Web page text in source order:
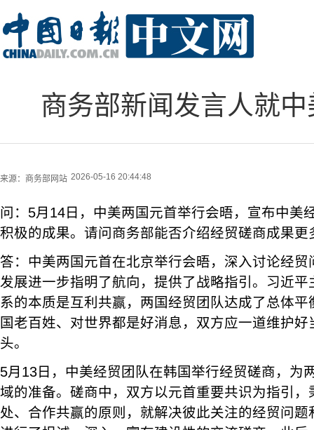
商务部新闻发言人就
来源： 商务部网站 2026-05-16 20:44:48
问：5月14日，中美两国元首举行会晤，宣布中美
积极的成果。请问商务部能否介绍经贸磋商成果更
答：中美两国元首在北京举行会晤，深入讨论经
发展进一步指明了航向，提供了战略指引。习近
系的本质是互利共赢，两国经贸团队达成了总体
国老百姓、对世界都是好消息，双方应一道维护
头。
5月13日，中美经贸团队在韩国举行经贸磋商，为
域的准备。磋商中，双方以元首重要共识为指引
处、合作共赢的原则，就解决彼此关注的经贸问